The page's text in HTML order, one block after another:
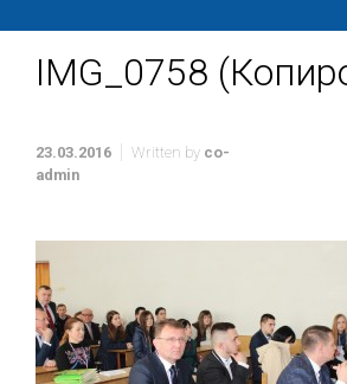
IMG_0758
23.03.2016 Written by co-
admin